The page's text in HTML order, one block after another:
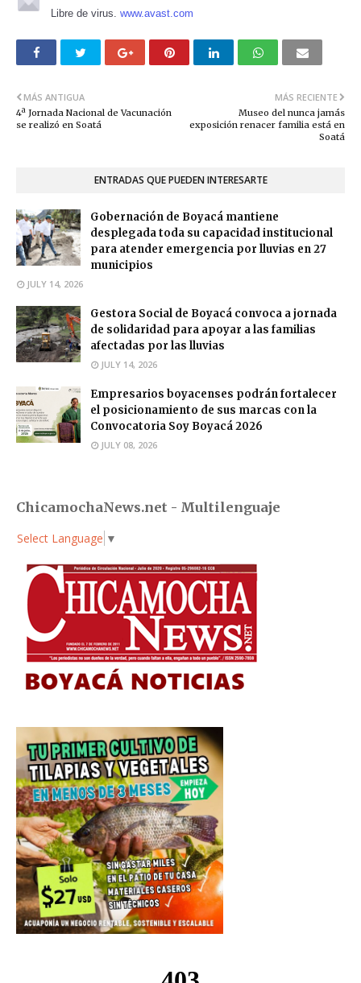
Libre de virus. www.avast.com
MÁS RECIENTE
Museo del nunca jamás
exposición renacer familia está en
Soatá
MÁS ANTIGUA
4ª Jornada Nacional de Vacunación
se realizó en Soatá
ENTRADAS QUE PUEDEN INTERESARTE
Gobernación de Boyacá mantiene
desplegada toda su capacidad institucional
para atender emergencia por lluvias en 27
municipios
JULY 14, 2026
Gestora Social de Boyacá convoca a jornada
de solidaridad para apoyar a las familias
afectadas por las lluvias
JULY 14, 2026
Empresarios boyacenses podrán fortalecer
el posicionamiento de sus marcas con la
Convocatoria Soy Boyacá 2026
JULY 08, 2026
ChicamochaNews.net - Multilenguaje
Select Language ▼